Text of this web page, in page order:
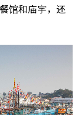
馆和庙宇，还